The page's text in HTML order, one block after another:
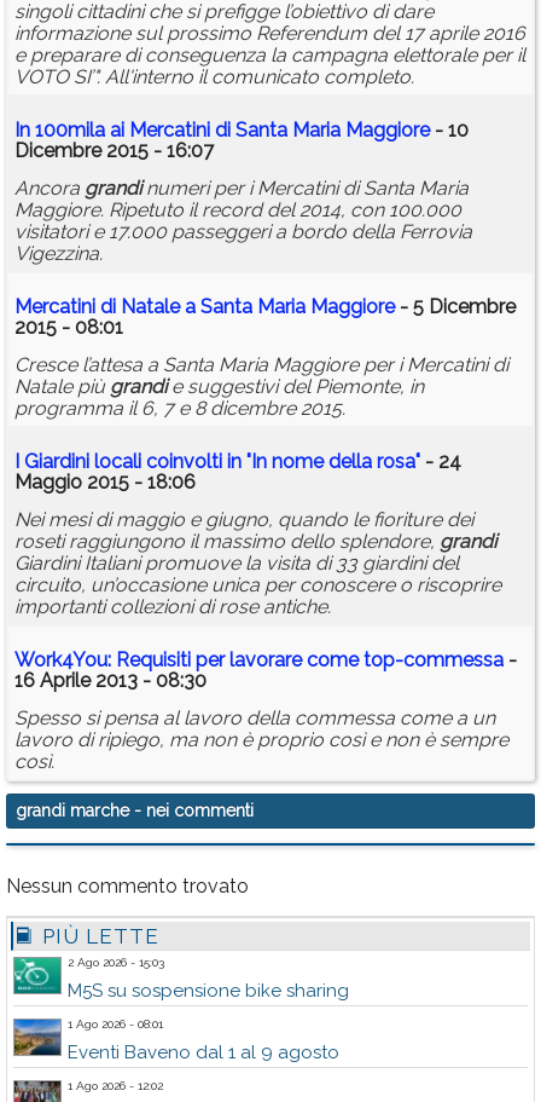
singoli cittadini che si prefigge l’obiettivo di dare
informazione sul prossimo Referendum del 17 aprile 2016
e preparare di conseguenza la campagna elettorale per il
VOTO SI’". All'interno il comunicato completo.
In 100mila ai Mercatini di Santa Maria Maggiore- 10
Dicembre 2015 - 16:07
Ancora grandinumeri per i Mercatini di Santa Maria
Maggiore. Ripetuto il record del 2014, con 100.000
visitatori e 17.000 passeggeri a bordo della Ferrovia
Vigezzina.
Mercatini di Natale a Santa Maria Maggiore- 5 Dicembre
2015 - 08:01
Cresce l’attesa a Santa Maria Maggiore per i Mercatini di
Natale più grandie suggestivi del Piemonte, in
programma il 6, 7 e 8 dicembre 2015.
I Giardini locali coinvolti in "In nome della rosa" - 24
Maggio 2015 - 18:06
Nei mesi di maggio e giugno, quando le fioriture dei
roseti raggiungono il massimo dello splendore, grandi
Giardini Italiani promuove la visita di 33 giardini del
circuito, un’occasione unica per conoscere o riscoprire
importanti collezioni di rose antiche.
Work4You: Requisiti per lavorare come top-commessa -
16 Aprile 2013 - 08:30
Spesso si pensa al lavoro della commessa come a un
lavoro di ripiego, ma non è proprio così e non è sempre
così.
grandi marche- nei commenti
Nessun commento trovato
PIÙ LETTE
2 Ago 2026 - 15:03
M5S su sospensione bike sharing
1 Ago 2026 - 08:01
Eventi Baveno dal 1 al 9 agosto
1 Ago 2026 - 12:02